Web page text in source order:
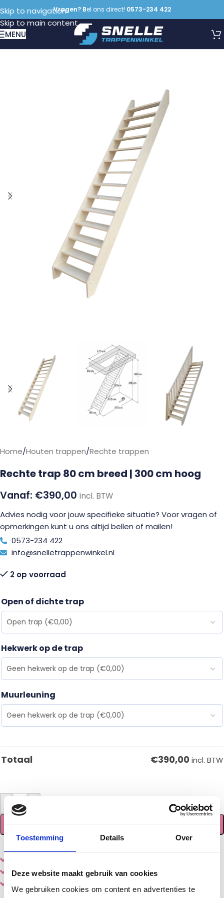
Toestemming Details Over
Deze website maakt gebruik van cookies
We gebruiken cookies om content en advertenties te
Skip to navigation
Skip to main content
Vragen? Bel ons direct! 0573-234 422
MENU
Home/Houten trappen/Rechte trappen
Rechte trap 80 cm breed | 300 cm hoog
€390,00 incl. BTW
Advies nodig voor jouw specifieke situatie? Voor vragen of
opmerkingen kunt u ons altijd bellen of mailen!
0573-234 422
info@snelletrappenwinkel.nl
2 op voorraad
Open of dichte trap
Hekwerk op de trap
Muurleuning
Totaal €390,00 incl. BTW
TOEVOEGEN AAN WINKELWAGEN
Diversehoutsoorten en stijlen
Gemaakt door een echte
vakman